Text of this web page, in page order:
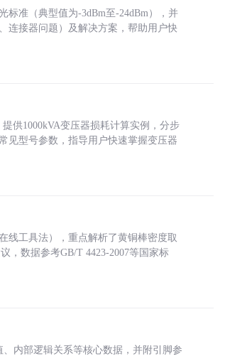
标准（典型值为-3dBm至-24dBm），并
连接器问题）及解决方案，帮助用户快
供1000kVA变压器损耗计算实例，分步
见型号参数，指导用户快速掌握变压器
线工具法），重点解析了黄铜棒密度取
，数据参考GB/T 4423-2007等国家标
内部逻辑关系等核心数据，并附引脚参